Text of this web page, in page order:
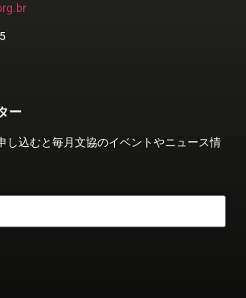
ー
し込むと毎月文協のイベントやニュース情